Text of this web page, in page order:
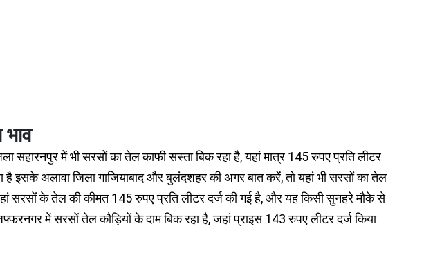
सहारनपुर में भी सरसों का तेल काफी सस्ता बिक रहा है, यहां मात्र 145 रुपए प्रति लीटर
है इसके अलावा जिला गाजियाबाद और बुलंदशहर की अगर बात करें, तो यहां भी सरसों का तेल
सरसों के तेल की कीमत 145 रुपए प्रति लीटर दर्ज की गई है, और यह किसी सुनहरे मौके से
में सरसों तेल कौड़ियों के दाम बिक रहा है, जहां प्राइस 143 रुपए लीटर दर्ज किया